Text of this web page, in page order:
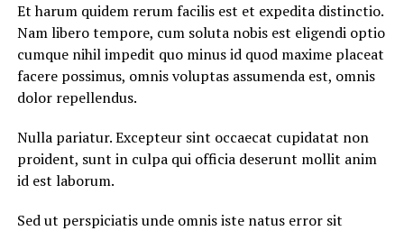
Et harum quidem rerum facilis est et expedita distinctio.
Nam libero tempore, cum soluta nobis est eligendi optio
cumque nihil impedit quo minus id quod maxime placeat
facere possimus, omnis voluptas assumenda est, omnis
dolor repellendus.
Nulla pariatur. Excepteur sint occaecat cupidatat non
proident, sunt in culpa qui officia deserunt mollit anim
id est laborum.
Sed ut perspiciatis unde omnis iste natus error sit